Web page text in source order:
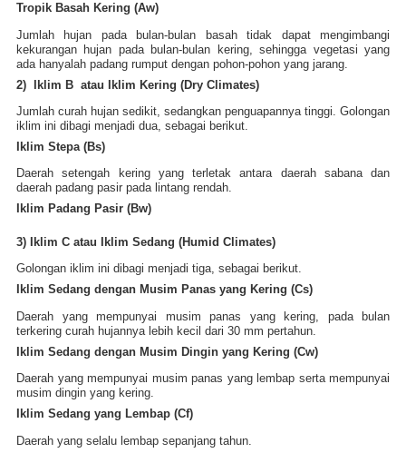
Tropik Basah Kering (Aw)
Jumlah hujan pada bulan-bulan basah tidak dapat mengimbangi
kekurangan hujan pada bulan-bulan kering, sehingga vegetasi yang
ada hanyalah padang rumput dengan pohon-pohon yang jarang.
2) Iklim B atau Iklim Kering (Dry Climates)
Jumlah curah hujan sedikit, sedangkan penguapannya tinggi. Golongan
iklim ini dibagi menjadi dua, sebagai berikut.
Iklim Stepa (Bs)
Daerah setengah kering yang terletak antara daerah sabana dan
daerah padang pasir pada lintang rendah.
Iklim Padang Pasir (Bw)
3) Iklim C atau Iklim Sedang (Humid Climates)
Golongan iklim ini dibagi menjadi tiga, sebagai berikut.
Iklim Sedang dengan Musim Panas yang Kering (Cs)
Daerah yang mempunyai musim panas yang kering, pada bulan
terkering curah hujannya lebih kecil dari 30 mm pertahun.
Iklim Sedang dengan Musim Dingin yang Kering (Cw)
Daerah yang mempunyai musim panas yang lembap serta mempunyai
musim dingin yang kering.
Iklim Sedang yang Lembap (Cf)
Daerah yang selalu lembap sepanjang tahun.